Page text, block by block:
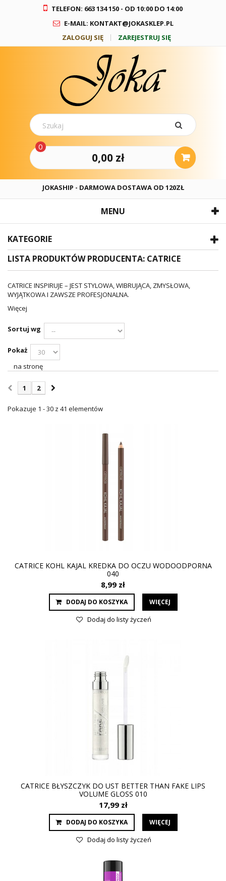
TELEFON: 663 134 150 - OD 10:00 DO 14:00
E-MAIL: KONTAKT@JOKASKLEP.PL
ZALOGUJ SIĘ
ZAREJESTRUJ SIĘ
0
0,00 zł
JOKASHIP - DARMOWA DOSTAWA OD 120ZŁ
MENU
KATEGORIE
LISTA PRODUKTÓW PRODUCENTA: CATRICE
CATRICE INSPIRUJE – JEST STYLOWA, WIBRUJĄCA, ZMYSŁOWA,
WYJĄTKOWA I ZAWSZE PROFESJONALNA.
Więcej
Sortuj wg
Pokaż
na stronę
1 2
Pokazuje 1 - 30 z 41 elementów
CATRICE KOHL KAJAL KREDKA DO OCZU WODOODPORNA
040
8,99 zł
DODAJ DO KOSZYKA WIĘCEJ
Dodaj do listy życzeń
CATRICE BŁYSZCZYK DO UST BETTER THAN FAKE LIPS
VOLUME GLOSS 010
17,99 zł
DODAJ DO KOSZYKA WIĘCEJ
Dodaj do listy życzeń